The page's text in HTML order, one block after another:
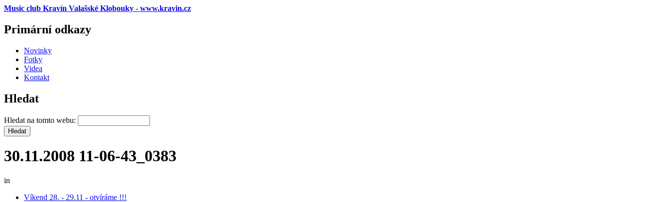
Music club Kravín Valašské Klobouky - www.kravin.cz
Primární odkazy
Novinky
Fotky
Videa
Kontakt
Hledat
Hledat na tomto webu:
30.11.2008 11-06-43_0383
in
Víkend 28. - 29.11 - otvíráme !!!